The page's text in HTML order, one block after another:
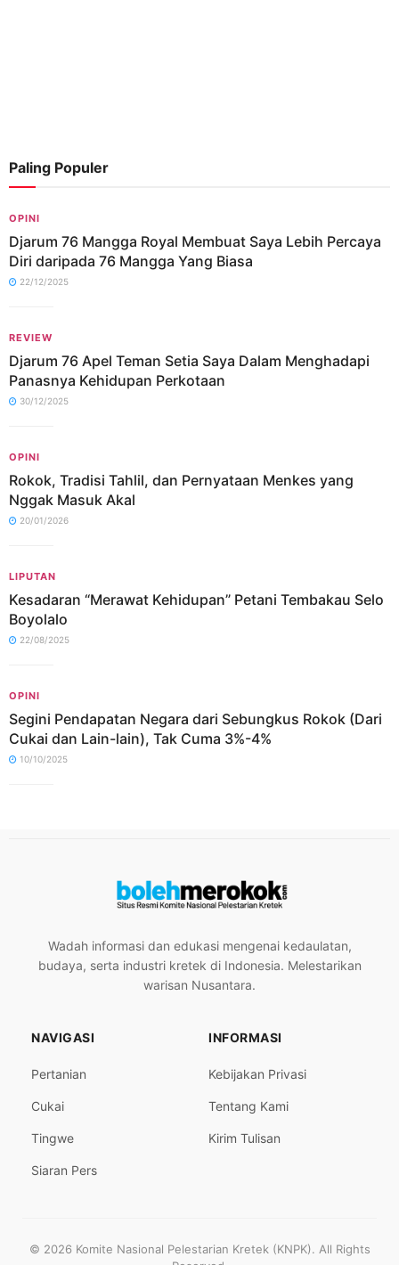
Paling Populer
OPINI
Djarum 76 Mangga Royal Membuat Saya Lebih Percaya
Diri daripada 76 Mangga Yang Biasa
22/12/2025
REVIEW
Djarum 76 Apel Teman Setia Saya Dalam Menghadapi
Panasnya Kehidupan Perkotaan
30/12/2025
OPINI
Rokok, Tradisi Tahlil, dan Pernyataan Menkes yang
Nggak Masuk Akal
20/01/2026
LIPUTAN
Kesadaran “Merawat Kehidupan” Petani Tembakau Selo
Boyolalo
22/08/2025
OPINI
Segini Pendapatan Negara dari Sebungkus Rokok (Dari
Cukai dan Lain-lain), Tak Cuma 3%-4%
10/10/2025
Wadah informasi dan edukasi mengenai kedaulatan,
budaya, serta industri kretek di Indonesia. Melestarikan
warisan Nusantara.
NAVIGASI
Pertanian
Cukai
Tingwe
Siaran Pers
INFORMASI
Kebijakan Privasi
Tentang Kami
Kirim Tulisan
© 2026 Komite Nasional Pelestarian Kretek (KNPK). All Rights